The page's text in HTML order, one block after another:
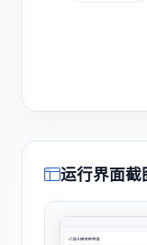
运行界面截